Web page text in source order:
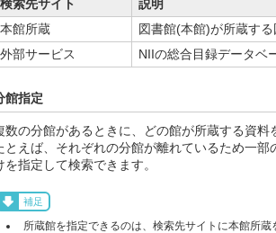
検索先サイト
説明
本館所蔵
図書館(本館)が所蔵す
外部サービス
NIIの総合目録データベ
館指定
数の分館があるときに、どの館が所蔵する資料
とえば、それぞれの分館が離れているため一
を指定して検索できます。
補足
所蔵館を指定できるのは、検索先サイトに本館所蔵